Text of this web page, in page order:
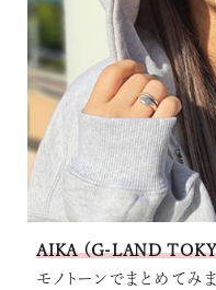
AIKA (G-LAND
モノトーンでまとめてみま